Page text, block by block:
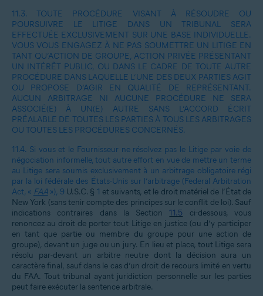
11.3.
TOUTE PROCÉDURE VISANT À RÉSOUDRE OU
POURSUIVRE LE LITIGE DANS UN TRIBUNAL SERA
EFFECTUÉE EXCLUSIVEMENT SUR UNE BASE INDIVIDUELLE.
VOUS VOUS ENGAGEZ À NE PAS SOUMETTRE UN LITIGE EN
TANT QU’ACTION DE GROUPE, ACTION PRIVÉE PRÉSENTANT
UN INTÉRÊT PUBLIC, OU DANS LE CADRE DE TOUTE AUTRE
PROCÉDURE DANS LAQUELLE L’UNE DES DEUX PARTIES AGIT
OU PROPOSE D’AGIR EN QUALITÉ DE REPRÉSENTANT.
AUCUN ARBITRAGE NI AUCUNE PROCÉDURE NE SERA
ASSOCIÉ(E) À UN(E) AUTRE SANS L’ACCORD ÉCRIT
PRÉALABLE DE TOUTES LES PARTIES À TOUS LES ARBITRAGES
OU TOUTES LES PROCÉDURES CONCERNÉS.
11.4. Si vous et le Fournisseur ne résolvez pas le Litige par voie de
négociation informelle, tout autre effort en vue de mettre un terme
au Litige sera soumis exclusivement à un arbitrage obligatoire régi
par la loi fédérale des États-Unis sur l’arbitrage (Federal Arbitration
Act, « FAA»), 9 U.S.C. § 1 et suivants, et le droit matériel de l’État de
New York (sans tenir compte des principes sur le conflit de loi). Sauf
indications contraires dans la Section 11.5 ci-dessous, vous
renoncez au droit de porter tout Litige en justice (ou d’y participer
en tant que partie ou membre du groupe pour une action de
groupe), devant un juge ou un jury. En lieu et place, tout Litige sera
résolu par-devant un arbitre neutre dont la décision aura un
caractère final, sauf dans le cas d’un droit de recours limité en vertu
du FAA. Tout tribunal ayant juridiction personnelle sur les parties
peut faire exécuter la sentence arbitrale.